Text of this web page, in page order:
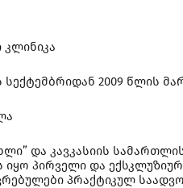
სექტემბრიდან 2009 წლის
და კავკასიის
იყო პირველი და
პრაქტიკულ